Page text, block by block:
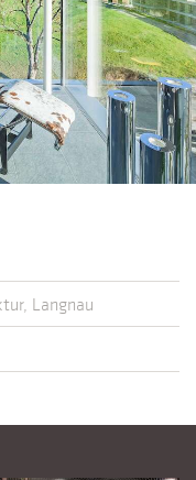
Langnau